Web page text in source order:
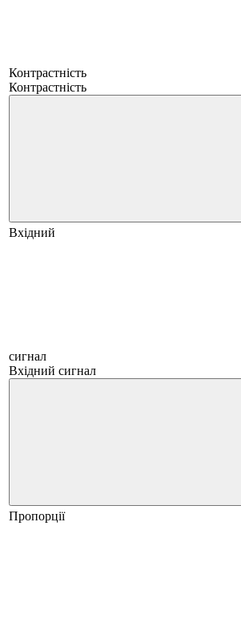
Контрастність
Контрастність
Вхідний
сигнал
Вхідний сигнал
Пропорції